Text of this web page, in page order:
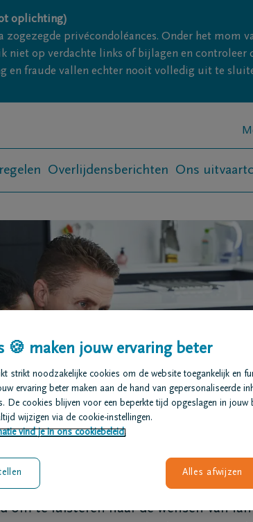
oplichting)
privécondoléances. Onder het mom
niet op verdachte links of bijlagen en
en fraude vallen echter nooit volledig uit te
Overlijdensberichten Ons
uitvaart
en ziet er ook telkens anders uit.
om te luisteren naar de wensen van
🍪 maken jouw ervaring beter
strikt noodzakelijke cookies om de website toegankelijk en
ervaring beter maken aan de hand van gepersonaliseerde
De cookies blijven voor een beperkte tijd opgeslagen in jouw
wijzigen via de cookie-instellingen.
vind je in ons cookiebeleid.
Alles afwijzen